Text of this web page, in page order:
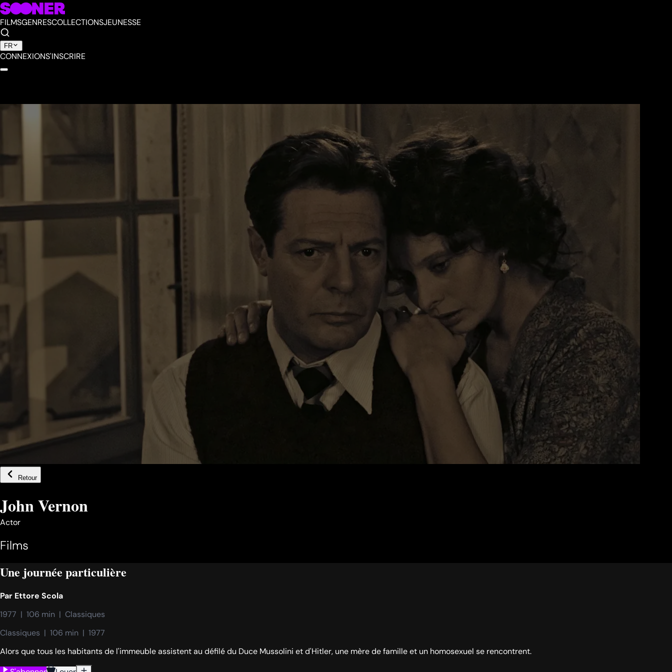
FILMSGENRESCOLLECTIONSJEUNESSE
FR
CONNEXIONS'INSCRIRE
Retour
John Vernon
Actor
Films
Une journée particulière
Par Ettore Scola
1977  |  106 min  |  Classiques
Classiques  |  106 min  |  1977
Alors que tous les habitants de l'immeuble assistent au défilé du Duce Mussolini et d'Hitler, une mère de famille et un homosexuel se rencontrent.